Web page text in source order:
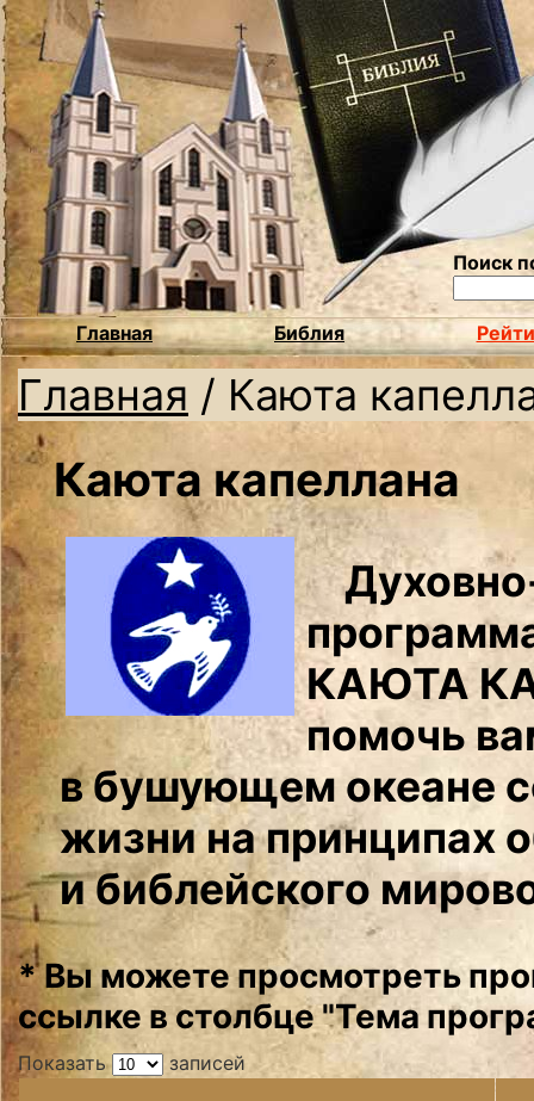
Поиск
Главная Библия
Главная / Каюта
Каюта капеллана
Духовно-
КАЮТА
помочь
в бушующем океане
жизни на принципах
и библейского
* Вы можете просмотреть
ссылке в столбце "Тема
Показать записей